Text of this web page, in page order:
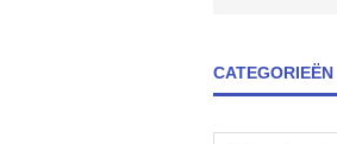
CATEGORIEËN